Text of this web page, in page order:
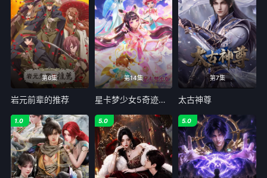
第6集
岩元前辈的推荐
第14集
星卡梦少女5奇迹绽放
第7集
太古神尊
1.0 5.0 5.0